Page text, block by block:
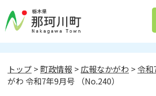
トップ > 町政情報 >広報なかがわ >令和
がわ 令和7年9月号 （No.240）